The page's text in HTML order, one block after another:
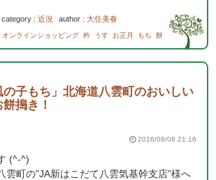
category :近況 author : 大住美春
オンラインショッピング 杵 うす お正月 もち 餅
の子もち」北海道八雲町のおいしい
搗き！
2016/08/08 21:16
(^-^)
雲町の”JA新はこだて八雲気基幹支店”様へ